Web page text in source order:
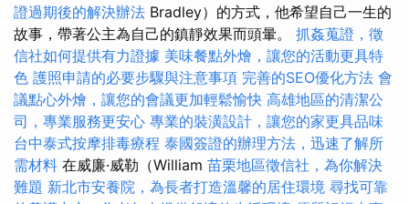
證過期後的解決辦法 Bradley）的方式，他希望自己一生的
故事，帶著公主為自己的鎮靜效果而頭暈。 抓姦蒐證，徵
信社如何提供有力證據 美味餐點外燴，讓您的活動更具特
色 護照申請的必要步驟與注意事項 完善的SEO優化方法 會
議點心外燴，讓您的會議更加輕鬆愉快 高雄地區的清潔公
司，專業服務更安心 專業的裝潢設計，讓您的家更具品味
台中泰式按摩排毒療程 泰國簽證的辦理方法，迅速了解所
需材料 在威廉·威勒（William 苗栗地區徵信社，為你解決
難題 新北市安養院，為長者打造溫馨的居住環境 尋找可靠